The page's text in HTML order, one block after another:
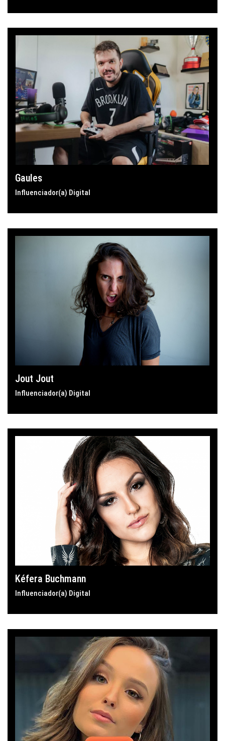
Gaules
Influenciador(a) Digital
Jout Jout
Influenciador(a) Digital
Kéfera Buchmann
Influenciador(a) Digital